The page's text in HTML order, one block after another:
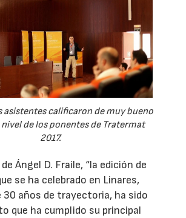
asistentes calificaron de muy bueno
de los ponentes de Tratermat
2017.
Ángel D. Fraile, “la edición de
se ha celebrado en Linares,
30 años de trayectoria, ha sido
que ha cumplido su principal